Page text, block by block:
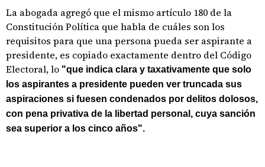
La abogada agregó que el mismo artículo 180 de la
Constitución Política que habla de cuáles son los
requisitos para que una persona pueda ser aspirante a
presidente, es copiado exactamente dentro del Código
Electoral, lo "que indica clara y taxativamente que solo
los aspirantes a presidente pueden ver truncada sus
aspiraciones si fuesen condenados por delitos dolosos,
con pena privativa de la libertad personal, cuya sanción
sea superior a los cinco años".